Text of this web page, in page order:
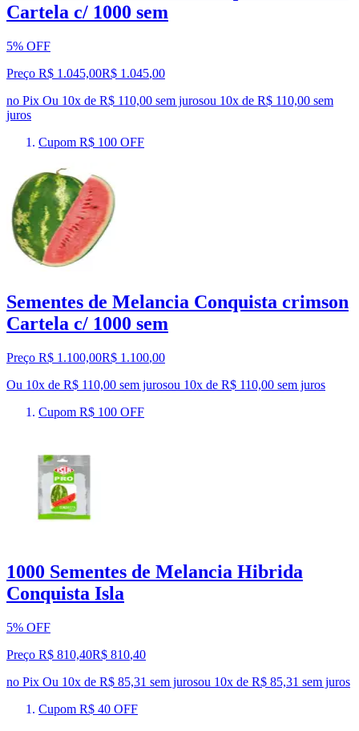
Cartela c/ 1000 sem
5% OFF
Preço R$ 1.045,00R$ 1.045,00
no Pix Ou 10x de R$ 110,00 sem jurosou 10x de R$ 110,00 sem
juros
Cupom R$ 100 OFF
Sementes de Melancia Conquista crimson
Cartela c/ 1000 sem
Preço R$ 1.100,00R$ 1.100,00
Ou 10x de R$ 110,00 sem jurosou 10x de R$ 110,00 sem juros
Cupom R$ 100 OFF
1000 Sementes de Melancia Hibrida
Conquista Isla
5% OFF
Preço R$ 810,40R$ 810,40
no Pix Ou 10x de R$ 85,31 sem jurosou 10x de R$ 85,31 sem juros
Cupom R$ 40 OFF